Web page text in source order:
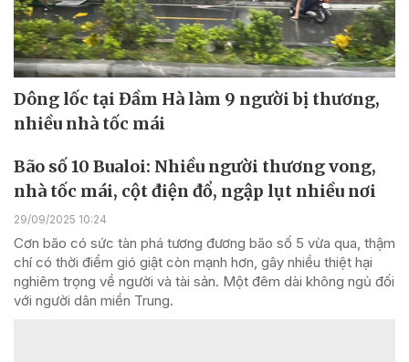
Dông lốc tại Đầm Hà làm 9 người bị thương,
nhiều nhà tốc mái
Bão số 10 Bualoi: Nhiều người thương vong,
nhà tốc mái, cột điện đổ, ngập lụt nhiều nơi
29/09/2025 10:24
Cơn bão có sức tàn phá tương đương bão số 5 vừa qua, thậm
chí có thời điểm gió giật còn mạnh hơn, gây nhiều thiệt hại
nghiêm trọng về người và tài sản. Một đêm dài không ngủ đối
với người dân miền Trung.